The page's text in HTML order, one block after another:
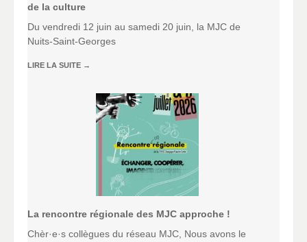
de la culture
Du vendredi 12 juin au samedi 20 juin, la MJC de
Nuits-Saint-Georges
LIRE LA SUITE →
La rencontre régionale des MJC approche !
Chèr·e·s collègues du réseau MJC, Nous avons le